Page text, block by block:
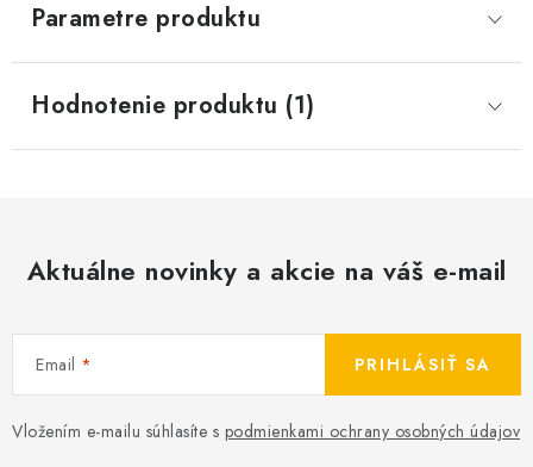
Parametre produktu
Hodnotenie produktu (1)
Aktuálne novinky a akcie na váš e-mail
Email
Vložením e-mailu súhlasíte s podmienkami ochrany osobných údajov
PRIHLÁSIŤ SA